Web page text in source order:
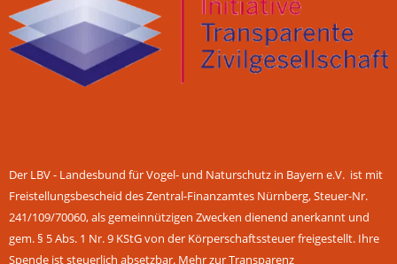
Der LBV - Landesbund für Vogel- und Naturschutz in Bayern e.V. ist mit
Freistellungsbescheid des Zentral-Finanzamtes Nürnberg, Steuer-Nr.
241/109/70060, als gemeinnützigen Zwecken dienend anerkannt und
gem. § 5 Abs. 1 Nr. 9 KStG von der Körperschaftssteuer freigestellt. Ihre
Spende ist steuerlich absetzbar. Mehr zur Transparenz